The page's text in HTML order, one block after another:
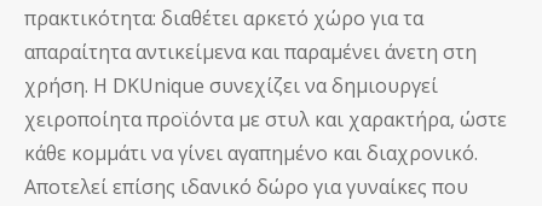
πρακτικότητα: διαθέτει αρκετό χώρο για τα
απαραίτητα αντικείμενα και παραμένει άνετη στη
χρήση. Η DKUnique συνεχίζει να δημιουργεί
χειροποίητα προϊόντα με στυλ και χαρακτήρα, ώστε
κάθε κομμάτι να γίνει αγαπημένο και διαχρονικό.
Αποτελεί επίσης ιδανικό δώρο για γυναίκες που